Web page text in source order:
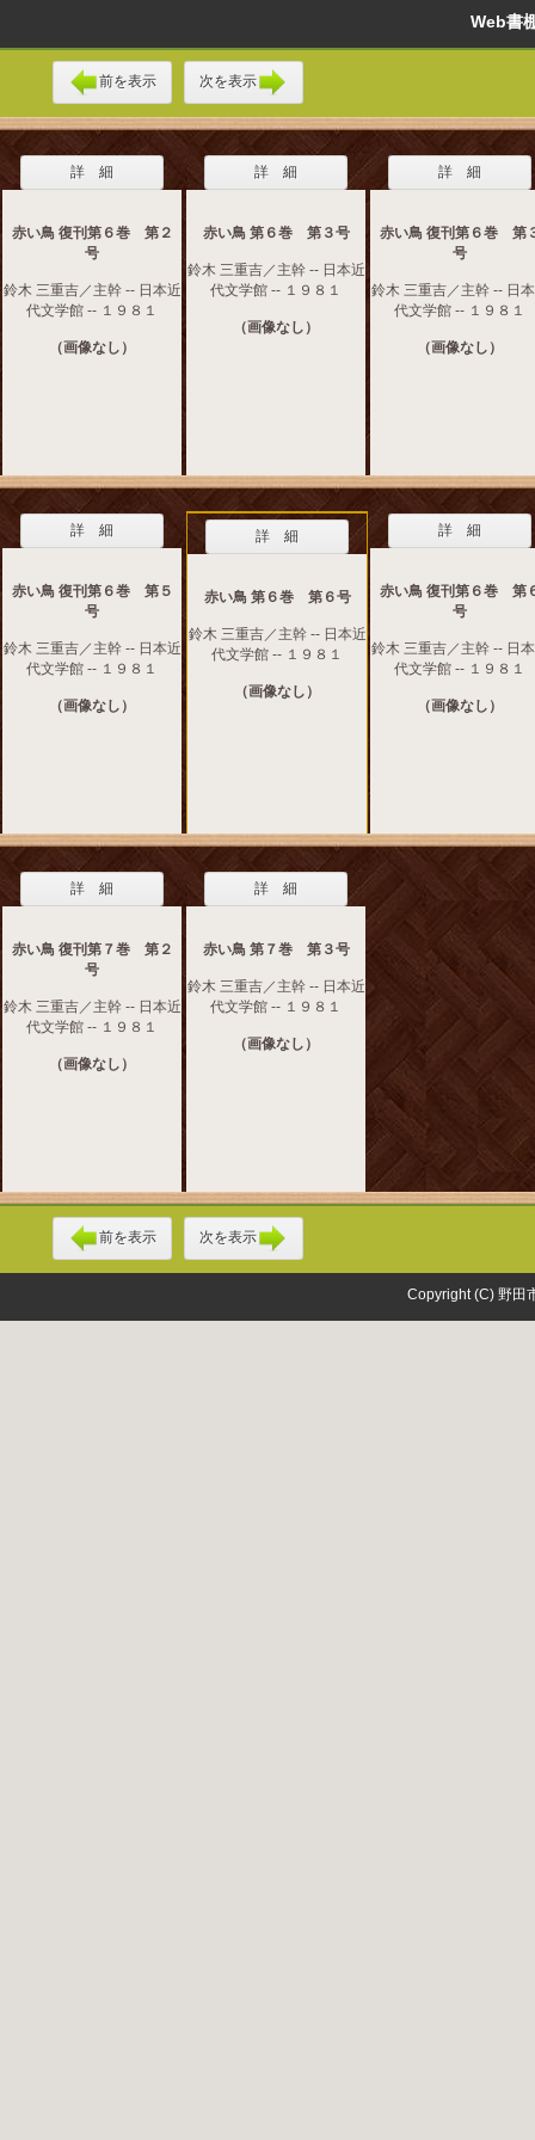
Web
前を表示 次を表示
詳 細
赤い鳥 復刊第６巻 第２
号
鈴木 三重吉／主幹 -- 日本近
代文学館 -- １９８１
（画像なし）
詳 細
赤い鳥 第６巻 第３号
鈴木 三重吉／主幹 -- 日本近
代文学館 -- １９８１
（画像なし）
詳 細
赤い鳥 復刊第６巻 第
号
鈴木 三重吉／主幹 -- 日
代文学館 -- １９８１
（画像なし）
詳 細
赤い鳥 復刊第６巻 第５
号
鈴木 三重吉／主幹 -- 日本近
代文学館 -- １９８１
（画像なし）
詳 細
赤い鳥 第６巻 第６号
鈴木 三重吉／主幹 -- 日本近
代文学館 -- １９８１
（画像なし）
詳 細
赤い鳥 復刊第６巻 第
号
鈴木 三重吉／主幹 -- 日
代文学館 -- １９８１
（画像なし）
詳 細
赤い鳥 復刊第７巻 第２
号
鈴木 三重吉／主幹 -- 日本近
代文学館 -- １９８１
（画像なし）
詳 細
赤い鳥 第７巻 第３号
鈴木 三重吉／主幹 -- 日本近
代文学館 -- １９８１
（画像なし）
前を表示 次を表示
Copyright (C) 野田